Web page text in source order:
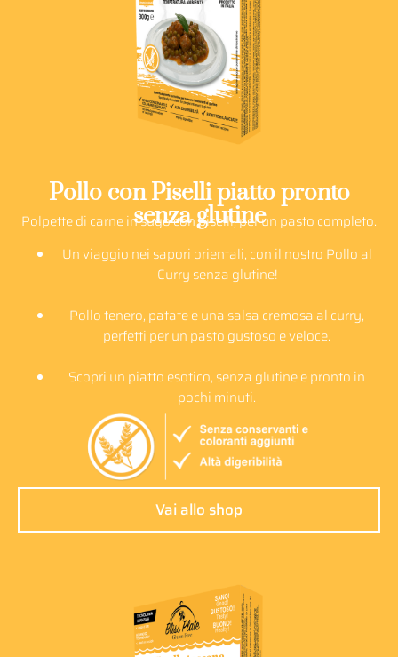
Pollo con Piselli piatto pronto
senza glutine
Polpette di carne in sugo con piselli, per un pasto completo.
Un viaggio nei sapori orientali, con il nostro Pollo al
Curry senza glutine!
Pollo tenero, patate e una salsa cremosa al curry,
perfetti per un pasto gustoso e veloce.
Scopri un piatto esotico, senza glutine e pronto in
pochi minuti.
Vai allo shop